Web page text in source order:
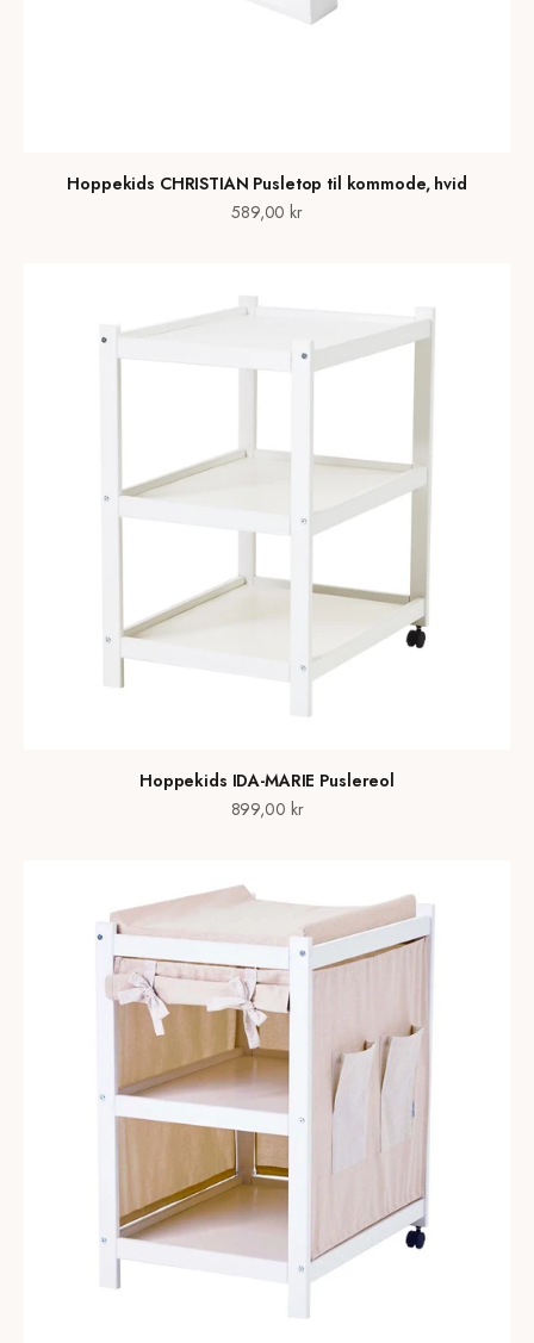
Hoppekids CHRISTIAN Pusletop til kommode, hvid
Salgspris
589,00 kr
Hoppekids IDA-MARIE Puslereol
Salgspris
899,00 kr